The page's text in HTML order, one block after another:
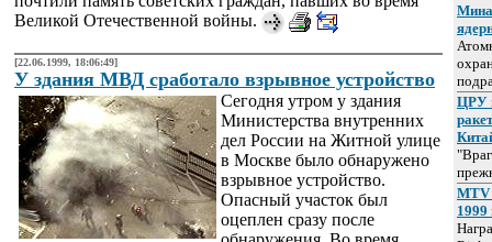
Великой Отечественной войны.
[22.06.1999, 18:06:49]
У здания МВД сработало взрывное устройство
Сегодня утром у здания
Министерства внутренних
дел России на Житной улице
в Москве было обнаружено
взрывное устройство.
Опасный участок был
оцеплен сразу после
ЦРУ
MTV
1999